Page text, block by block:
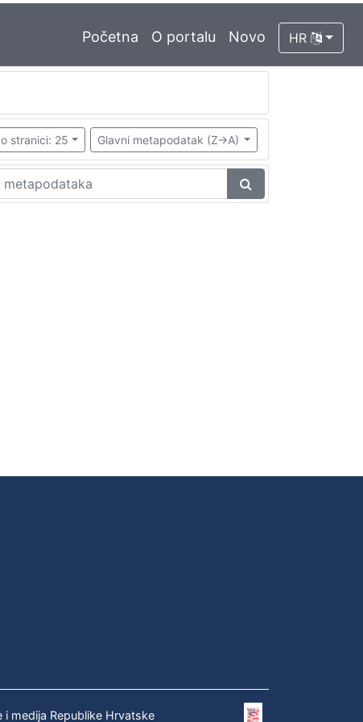
Početna O portalu Novo HR
stranici: 25 Glavni metapodatak (Z->A)
medija Republike Hrvatske